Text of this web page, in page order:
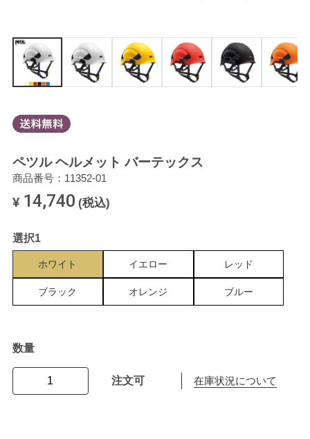
ペツル ヘルメット バーテックス
商品番号：11352-01
¥ 14,740 (税込)
選択1
ホワイト イエロー レッド
ブラック オレンジ ブルー
数量
注文可 在庫状況について